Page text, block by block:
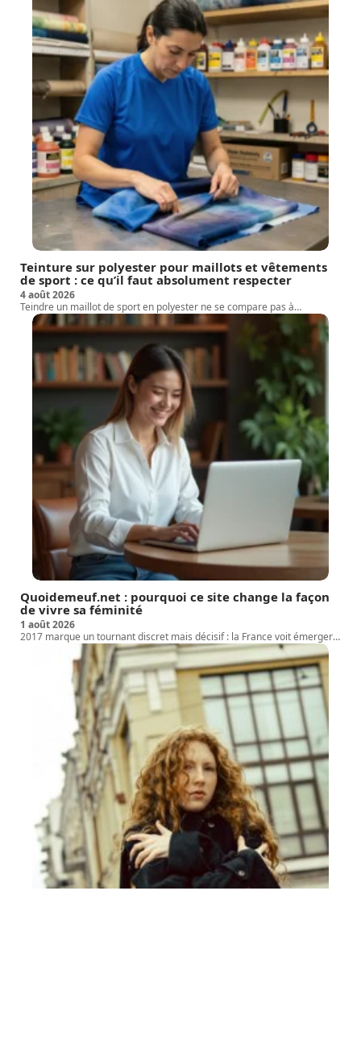
Teinture sur polyester pour maillots et vêtements
de sport : ce qu’il faut absolument respecter
4 août 2026
Teindre un maillot de sport en polyester ne se compare pas à…
Quoidemeuf.net : pourquoi ce site change la façon
de vivre sa féminité
1 août 2026
2017 marque un tournant discret mais décisif : la France voit émerger…